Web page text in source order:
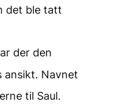
det ble tatt
der den
ansikt. Navnet
til Saul.